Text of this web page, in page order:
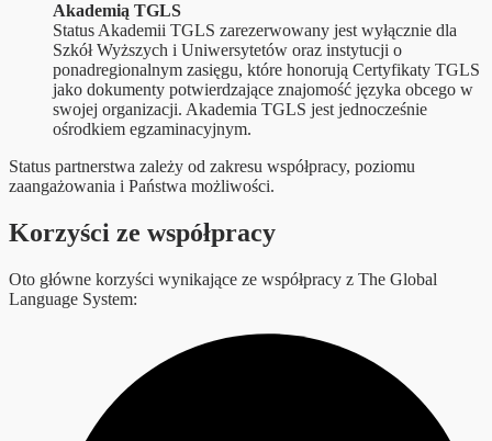
Akademią TGLS
Status Akademii TGLS zarezerwowany jest wyłącznie dla
Szkół Wyższych i Uniwersytetów oraz instytucji o
ponadregionalnym zasięgu, które honorują Certyfikaty TGLS
jako dokumenty potwierdzające znajomość języka obcego w
swojej organizacji. Akademia TGLS jest jednocześnie
ośrodkiem egzaminacyjnym.
Status partnerstwa zależy od zakresu współpracy, poziomu
zaangażowania i Państwa możliwości.
Korzyści ze współpracy
Oto główne korzyści wynikające ze współpracy z The Global
Language System: